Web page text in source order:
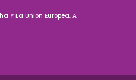
Y La Union Europea, A